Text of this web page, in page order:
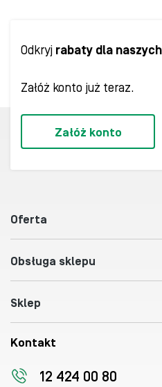
Odkryj rabaty dla
Załóż konto już teraz.
Załóż konto
Oferta
Obsługa sklepu
Sklep
Kontakt
12 424 00 80